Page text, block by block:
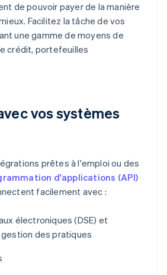
de pouvoir payer de la manière
Facilitez la tâche de vos
une gamme de moyens de
crédit, portefeuilles
vos systèmes
prêtes à l'emploi ou des
d'applications (API)
facilement avec :
électroniques (DSE) et
des pratiques